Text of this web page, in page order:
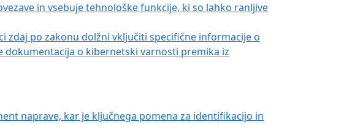
in vsebuje tehnološke funkcije, ki so lahko ranljive
zdaj po zakonu dolžni vključiti specifične informacije o
dokumentacija o kibernetski varnosti premika iz
naprave, kar je ključnega pomena za identifikacijo in